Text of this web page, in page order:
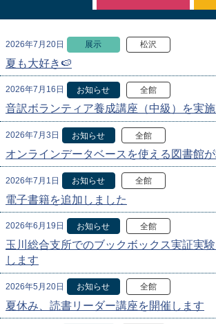
2026年7月20日 展示 松沢
夏も大好き🍉
2026年7月16日 お知らせ 全館
音訳ボランティア養成講座（中級）を実施
2026年7月3日 お知らせ 全館
オンラインデータベースを使える図書館が
2026年7月1日 お知らせ 全館
電子書籍を追加しました
2026年6月19日 お知らせ 全館
玉川総合支所でのブックボックス実証実
します
2026年5月20日 お知らせ 全館
夏休み、読書リーダー講座を開催します